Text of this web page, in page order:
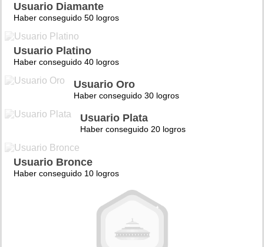
Usuario Diamante
Haber conseguido 50 logros
Usuario Platino
Haber conseguido 40 logros
Usuario Oro
Haber conseguido 30 logros
Usuario Plata
Haber conseguido 20 logros
Usuario Bronce
Haber conseguido 10 logros